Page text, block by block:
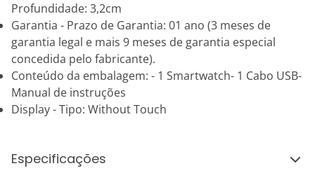
Profundidade: 3,2cm
Garantia - Prazo de Garantia: 01 ano (3 meses de
garantia legal e mais 9 meses de garantia especial
concedida pelo fabricante).
Conteúdo da embalagem: - 1 Smartwatch- 1 Cabo USB-
Manual de instruções
Display - Tipo: Without Touch
Especificações